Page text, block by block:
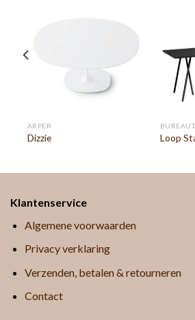
ARPER
Dizzie Loop
Klantenservice
Algemene voorwaarden
Privacy verklaring
Verzenden, betalen & retourneren
Contact